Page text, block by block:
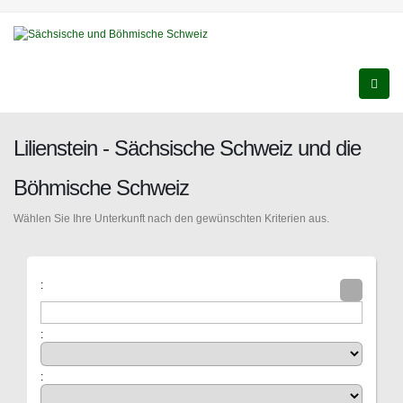
Lilienstein - Sächsische Schweiz und die
Böhmische Schweiz
Wählen Sie Ihre Unterkunft nach den gewünschten Kriterien aus.
:
:
: